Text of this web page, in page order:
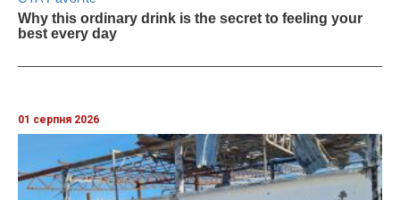
01 серпня 2026